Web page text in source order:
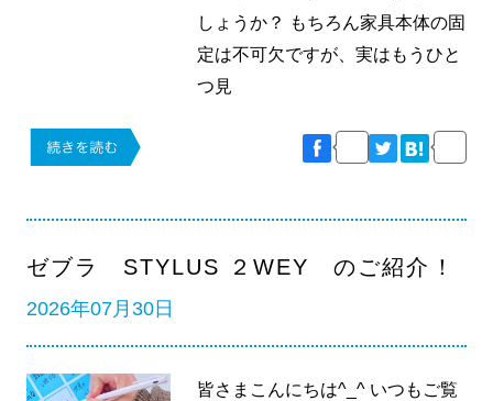
しょうか？ もちろん家具本体の固
定は不可欠ですが、実はもうひと
つ見
ゼブラ STYLUS ２WEY のご紹介！
2026年07月30日
皆さまこんにちは^_^ いつもご覧